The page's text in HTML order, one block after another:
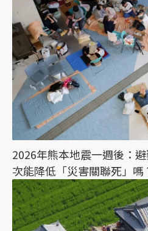
2026年熊本地震一週後：
次能降低「災害關聯死」嗎